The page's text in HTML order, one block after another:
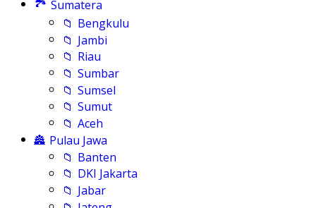
Sumatera
📁 Bengkulu
📁 Jambi
📁 Riau
📁 Sumbar
📁 Sumsel
📁 Sumut
📁 Aceh
🏯 Pulau Jawa
📁 Banten
📁 DKI Jakarta
📁 Jabar